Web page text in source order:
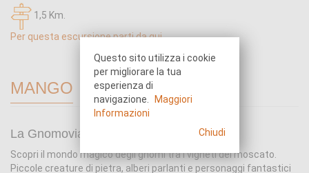
1,5 Km.
Per questa escursione parti da qui
MANGO
La Gnomovia
Scopri il mondo magico degli gnomi tra i vigneti del moscato.
Piccole creature di pietra, alberi parlanti e personaggi fantastici
Questo sito utilizza i cookie
per migliorare la tua
esperienza di
navigazione.
Maggiori
Informazioni
Chiudi